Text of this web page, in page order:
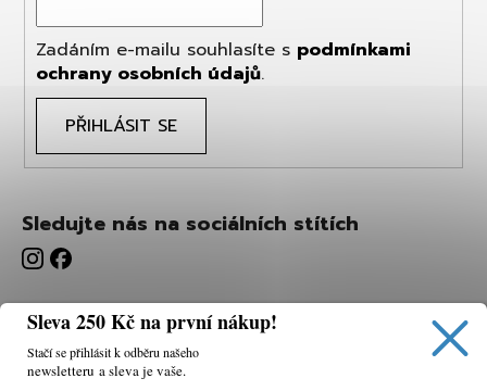
Zadáním e-mailu souhlasíte s podmínkami
ochrany osobních údajů.
PŘIHLÁSIT SE
Sledujte nás na sociálních stítích
Sleva 250 Kč na první nákup!
Stačí se přihlásit k odběru našeho
newsletteru a sleva je vaše.